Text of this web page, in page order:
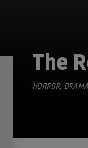
The
HORROR, DRAMA